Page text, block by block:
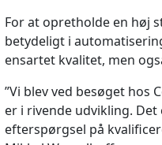
For at opretholde en høj
betydeligt i
ensartet kvalitet, men
”Vi blev ved besøget hos
er i rivende udvikling.
efterspørgsel på